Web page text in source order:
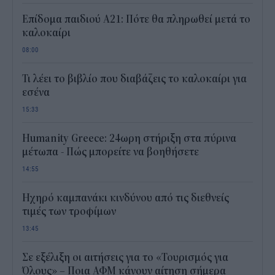
Επίδομα παιδιού Α21: Πότε θα πληρωθεί μετά το
καλοκαίρι
08:00
Τι λέει το βιβλίο που διαβάζεις το καλοκαίρι για
εσένα
15:33
Humanity Greece: 24ωρη στήριξη στα πύρινα
μέτωπα - Πώς μπορείτε να βοηθήσετε
14:55
Ηχηρό καμπανάκι κινδύνου από τις διεθνείς
τιμές των τροφίμων
13:45
Σε εξέλιξη οι αιτήσεις για το «Τουρισμός για
Όλους» – Ποια ΑΦΜ κάνουν αίτηση σήμερα